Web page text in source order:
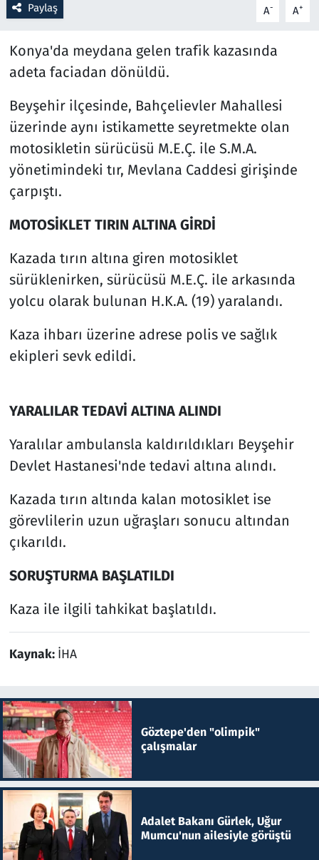
Paylaş A- A+
Konya'da meydana gelen trafik kazasında
adeta faciadan dönüldü.
Beyşehir ilçesinde, Bahçelievler Mahallesi
üzerinde aynı istikamette seyretmekte olan
motosikletin sürücüsü M.E.Ç. ile S.M.A.
yönetimindeki tır, Mevlana Caddesi girişinde
çarpıştı.
MOTOSİKLET TIRIN ALTINA GİRDİ
Kazada tırın altına giren motosiklet
sürüklenirken, sürücüsü M.E.Ç. ile arkasında
yolcu olarak bulunan H.K.A. (19) yaralandı.
Kaza ihbarı üzerine adrese polis ve sağlık
ekipleri sevk edildi.
YARALILAR TEDAVİ ALTINA ALINDI
Yaralılar ambulansla kaldırıldıkları Beyşehir
Devlet Hastanesi'nde tedavi altına alındı.
Kazada tırın altında kalan motosiklet ise
görevlilerin uzun uğraşları sonucu altından
çıkarıldı.
SORUŞTURMA BAŞLATILDI
Kaza ile ilgili tahkikat başlatıldı.
Kaynak: İHA
Göztepe'den "olimpik"
çalışmalar
Adalet Bakanı Gürlek, Uğur
Mumcu'nun ailesiyle görüştü
Savunma Sanayi
Seçim 2023
Teknoloji ve Bilim
Televizyon